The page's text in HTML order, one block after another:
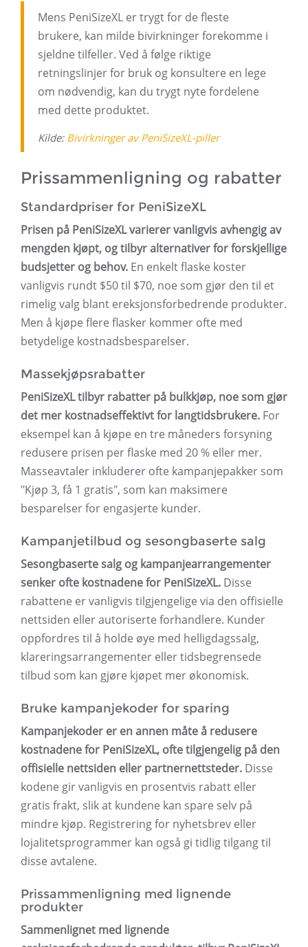
Mens PeniSizeXL er trygt for de fleste
brukere, kan milde bivirkninger forekomme i
sjeldne tilfeller. Ved å følge riktige
retningslinjer for bruk og konsultere en lege
om nødvendig, kan du trygt nyte fordelene
med dette produktet.
Kilde: Bivirkninger av PeniSizeXL-piller
Prissammenligning og rabatter
Standardpriser for PeniSizeXL
Prisen på PeniSizeXL varierer vanligvis avhengig av
mengden kjøpt, og tilbyr alternativer for forskjellige
budsjetter og behov. En enkelt flaske koster
vanligvis rundt $50 til $70, noe som gjør den til et
rimelig valg blant ereksjonsforbedrende produkter.
Men å kjøpe flere flasker kommer ofte med
betydelige kostnadsbesparelser.
Massekjøpsrabatter
PeniSizeXL tilbyr rabatter på bulkkjøp, noe som gjør
det mer kostnadseffektivt for langtidsbrukere. For
eksempel kan å kjøpe en tre måneders forsyning
redusere prisen per flaske med 20 % eller mer.
Masseavtaler inkluderer ofte kampanjepakker som
"Kjøp 3, få 1 gratis", som kan maksimere
besparelser for engasjerte kunder.
Kampanjetilbud og sesongbaserte salg
Sesongbaserte salg og kampanjearrangementer
senker ofte kostnadene for PeniSizeXL. Disse
rabattene er vanligvis tilgjengelige via den offisielle
nettsiden eller autoriserte forhandlere. Kunder
oppfordres til å holde øye med helligdagssalg,
klareringsarrangementer eller tidsbegrensede
tilbud som kan gjøre kjøpet mer økonomisk.
Bruke kampanjekoder for sparing
Kampanjekoder er en annen måte å redusere
kostnadene for PeniSizeXL, ofte tilgjengelig på den
offisielle nettsiden eller partnernettsteder. Disse
kodene gir vanligvis en prosentvis rabatt eller
gratis frakt, slik at kundene kan spare selv på
mindre kjøp. Registrering for nyhetsbrev eller
lojalitetsprogrammer kan også gi tidlig tilgang til
disse avtalene.
Prissammenligning med lignende
produkter
Sammenlignet med lignende